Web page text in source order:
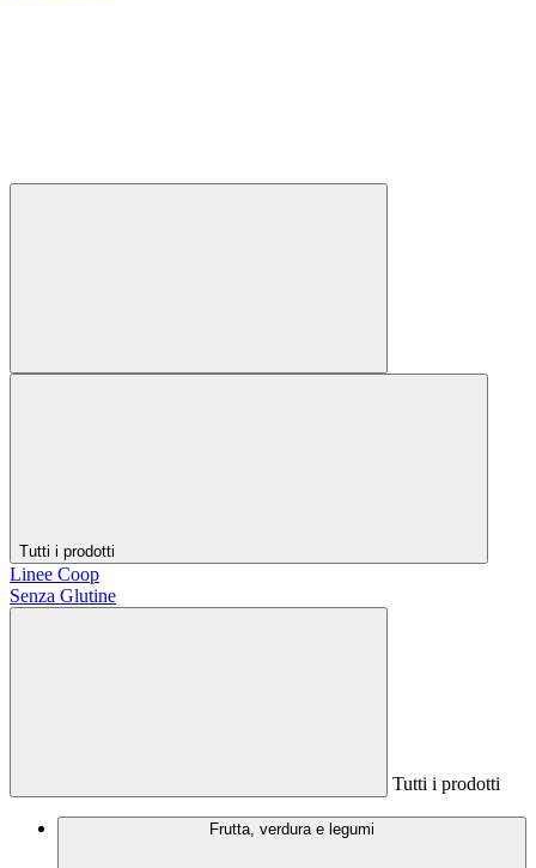
Tutti i prodotti
Linee Coop
Senza Glutine
Tutti i prodotti
Frutta, verdura e legumi